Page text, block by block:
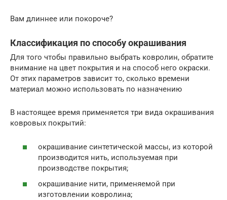
Вам длиннее или покороче?
Классификация по способу окрашивания
Для того чтобы правильно выбрать ковролин, обратите
внимание на цвет покрытия и на способ него окраски.
От этих параметров зависит то, сколько времени
материал можно использовать по назначению
В настоящее время применяется три вида окрашивания
ковровых покрытий:
окрашивание синтетической массы, из которой
производится нить, используемая при
производстве покрытия;
окрашивание нити, применяемой при
изготовлении ковролина;